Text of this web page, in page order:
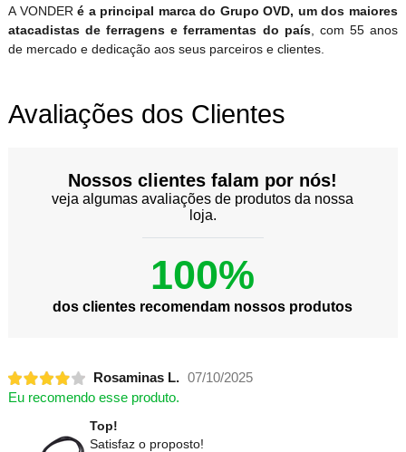
A VONDERé a principal marca do Grupo OVD, um dos maiores
atacadistas de ferragens e ferramentas do país, com 55 anos
de mercado e dedicação aos seus parceiros e clientes.
Avaliações dos Clientes
Nossos clientes falam por nós!
veja algumas avaliações de produtos da nossa
loja.
100%
dos clientes recomendam nossos produtos
Rosaminas L. 07/10/2025
Eu recomendo esse produto.
Top!
Satisfaz o proposto!